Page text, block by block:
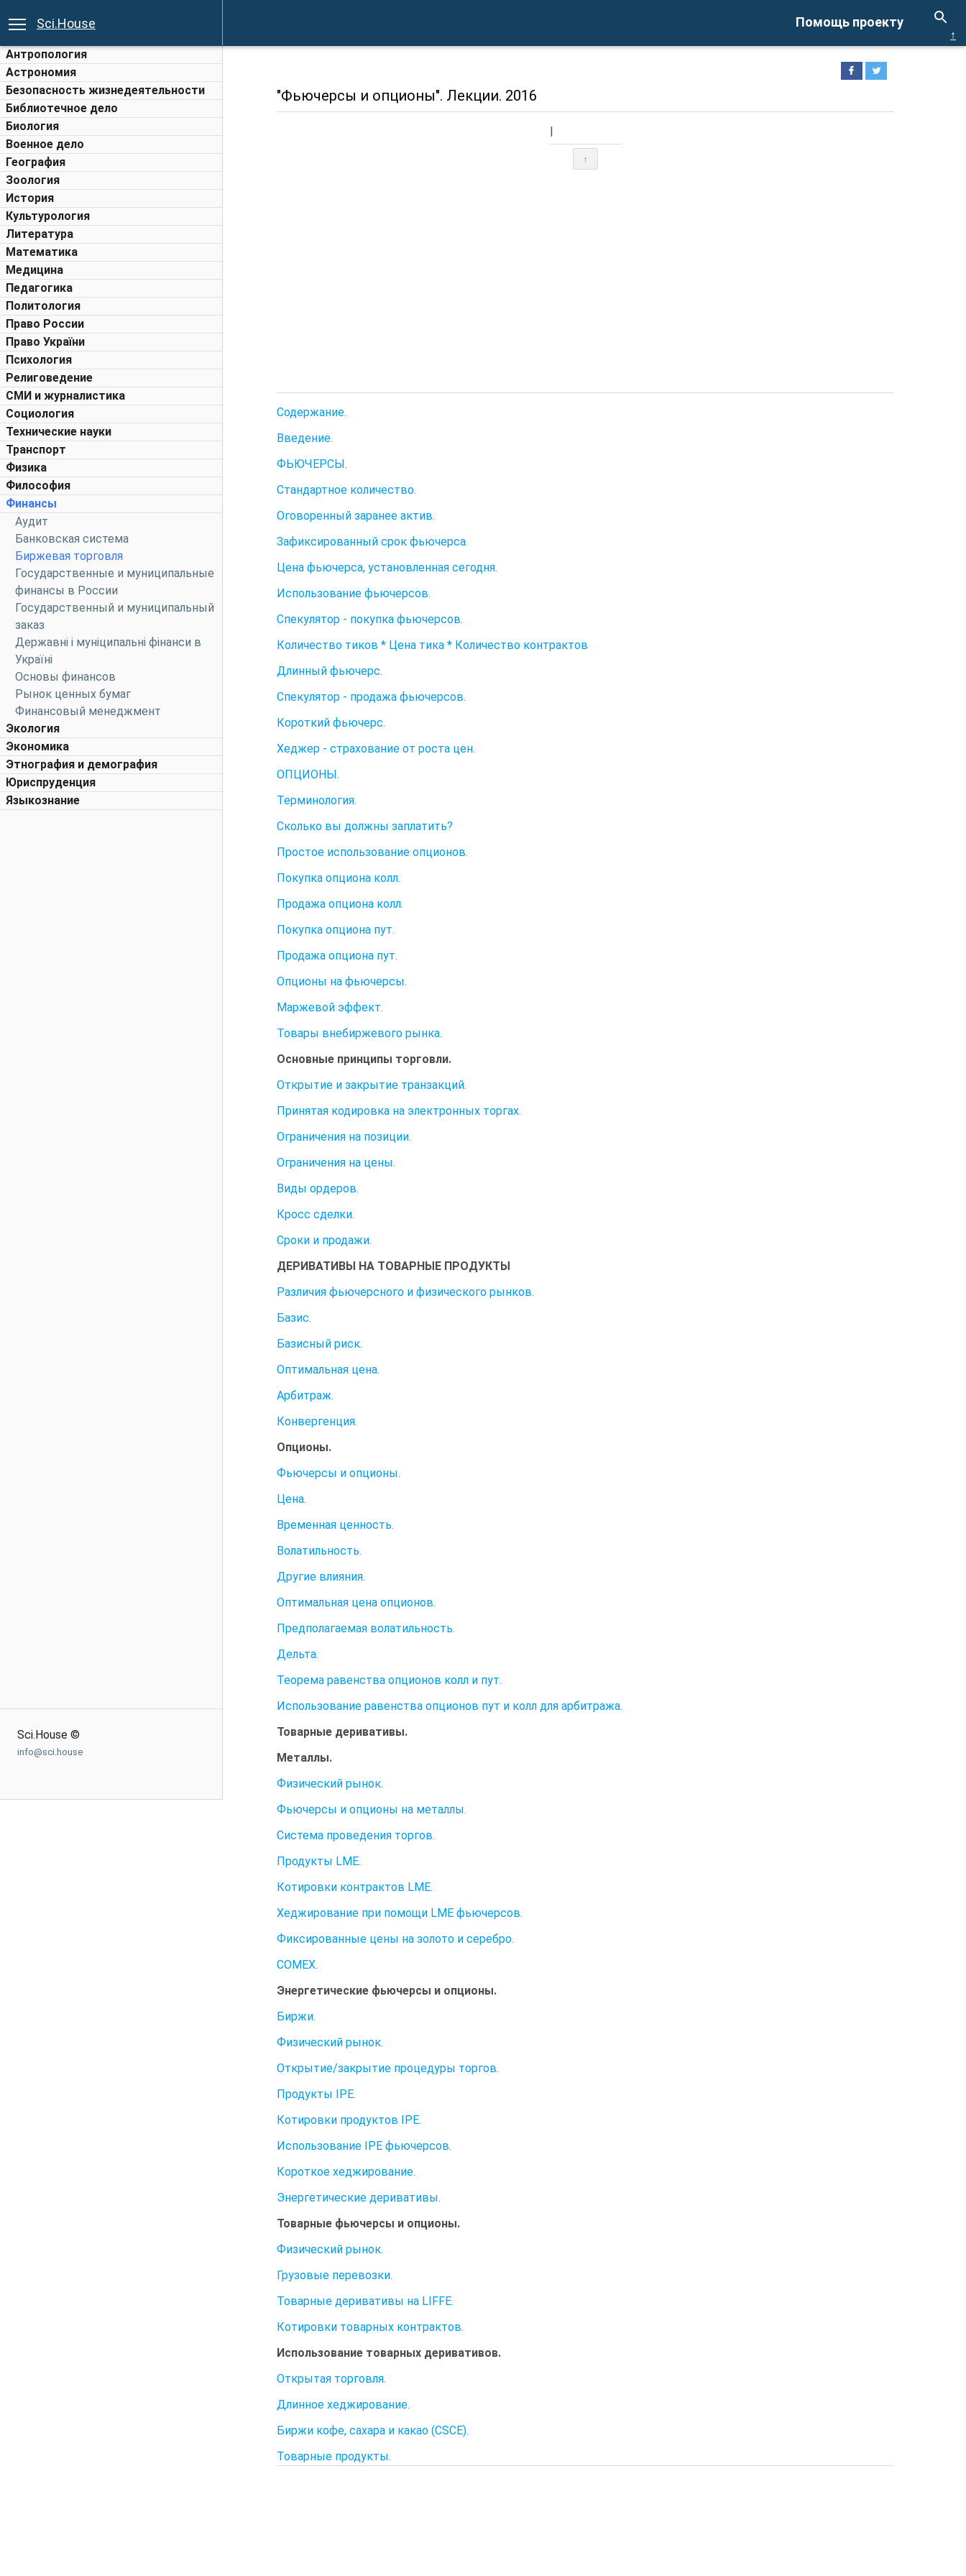
Помощь проекту
Sci.House
Антропология
Астрономия
Безопасность жизнедеятельности
Библиотечное дело
Биология
Военное дело
География
Зоология
История
Культурология
Литература
Математика
Медицина
Педагогика
Политология
Право России
Право України
Психология
Религоведение
СМИ и журналистика
Социология
Технические науки
Транспорт
Физика
Философия
Финансы
Аудит
Банковская система
Биржевая торговля
Государственные и муниципальные
финансы в России
Государственный и муниципальный
заказ
Державні і муніципальні фінанси в
Україні
Основы финансов
Рынок ценных бумаг
Финансовый менеджмент
Экология
Экономика
Этнография и демография
Юриспруденция
Языкознание
Sci.House ©
info@sci.house
↑
"Фьючерсы и опционы". Лекции. 2016
|
↑
Содержание.
Введение.
ФЬЮЧЕРСЫ.
Стандартное количество.
Оговоренный заранее актив.
Зафиксированный срок фьючерса.
Цена фьючерса, установленная сегодня.
Использование фьючерсов.
Спекулятор - покупка фьючерсов.
Количество тиков * Цена тика * Количество контрактов
Длинный фьючерс.
Спекулятор - продажа фьючерсов.
Короткий фьючерс.
Хеджер - страхование от роста цен.
ОПЦИОНЫ.
Терминология.
Сколько вы должны заплатить?
Простое использование опционов.
Покупка опциона колл.
Продажа опциона колл.
Покупка опциона пут.
Продажа опциона пут.
Опционы на фьючерсы.
Маржевой эффект.
Товары внебиржевого рынка.
Основные принципы торговли.
Открытие и закрытие транзакций.
Принятая кодировка на электронных торгах.
Ограничения на позиции.
Ограничения на цены.
Виды ордеров.
Кросс сделки.
Сроки и продажи.
ДЕРИВАТИВЫ НА ТОВАРНЫЕ ПРОДУКТЫ
Различия фьючерсного и физического рынков.
Базис.
Базисный риск.
Оптимальная цена.
Арбитраж.
Конвергенция.
Опционы.
Фьючерсы и опционы.
Цена.
Временная ценность.
Волатильность.
Другие влияния.
Оптимальная цена опционов.
Предполагаемая волатильность.
Дельта.
Теорема равенства опционов колл и пут.
Использование равенства опционов пут и колл для арбитража.
Товарные деривативы.
Металлы.
Физический рынок.
Фьючерсы и опционы на металлы.
Система проведения торгов.
Продукты LME.
Котировки контрактов LME.
Хеджирование при помощи LME фьючерсов.
Фиксированные цены на золото и серебро.
COMEX.
Энергетические фьючерсы и опционы.
Биржи.
Физический рынок.
Открытие/закрытие процедуры торгов.
Продукты IPE.
Котировки продуктов IPE.
Использование IPE фьючерсов.
Короткое хеджирование.
Энергетические деривативы.
Товарные фьючерсы и опционы.
Физический рынок.
Грузовые перевозки.
Товарные деривативы на LIFFE.
Котировки товарных контрактов.
Использование товарных деривативов.
Открытая торговля.
Длинное хеджирование.
Биржи кофе, сахара и какао (CSCE).
Товарные продукты.